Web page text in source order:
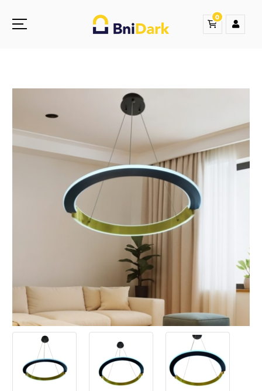
0